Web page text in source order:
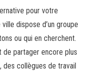
pour votre
ville dispose d’un groupe
ou qui en cherchent.
partager encore plus
collègues de travail